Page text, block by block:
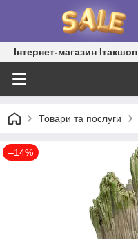
Інтернет-магазин Ітакшоп
Товари та послуги
–14%